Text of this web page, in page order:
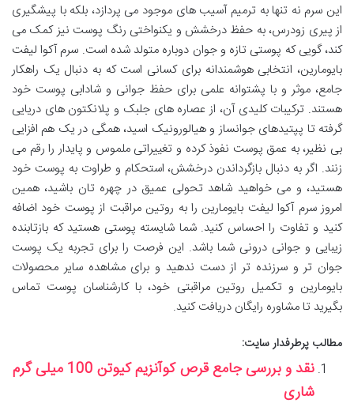
این سرم نه تنها به ترمیم آسیب های موجود می پردازد، بلکه با پیشگیری
از پیری زودرس، به حفظ درخشش و یکنواختی رنگ پوست نیز کمک می
کند، گویی که پوستی تازه و جوان دوباره متولد شده است. سرم آکوا لیفت
بایومارین، انتخابی هوشمندانه برای کسانی است که به دنبال یک راهکار
جامع، موثر و با پشتوانه علمی برای حفظ جوانی و شادابی پوست خود
هستند. ترکیبات کلیدی آن، از عصاره های جلبک و پلانکتون های دریایی
گرفته تا پپتیدهای جوانساز و هیالورونیک اسید، همگی در یک هم افزایی
بی نظیر، به عمق پوست نفوذ کرده و تغییراتی ملموس و پایدار را رقم می
زنند. اگر به دنبال بازگرداندن درخشش، استحکام و طراوت به پوست خود
هستید، و می خواهید شاهد تحولی عمیق در چهره تان باشید، همین
امروز سرم آکوا لیفت بایومارین را به روتین مراقبت از پوست خود اضافه
کنید و تفاوت را احساس کنید. شما شایسته پوستی هستید که بازتابنده
زیبایی و جوانی درونی شما باشد. این فرصت را برای تجربه یک پوست
جوان تر و سرزنده تر از دست ندهید و برای مشاهده سایر محصولات
بایومارین و تکمیل روتین مراقبتی خود، با کارشناسان پوست تماس
بگیرید تا مشاوره رایگان دریافت کنید.
مطالب پرطرفدار سایت:
نقد و بررسی جامع قرص کوآنزیم کیوتن 100 میلی گرم
شاری